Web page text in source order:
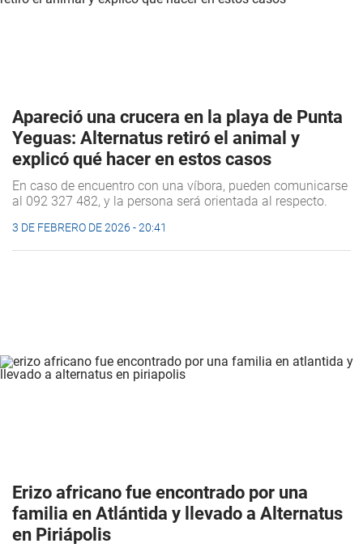
Apareció una crucera en la playa de Punta
Yeguas: Alternatus retiró el animal y
explicó qué hacer en estos casos
En caso de encuentro con una víbora, pueden comunicarse
al 092 327 482, y la persona será orientada al respecto.
3 DE FEBRERO DE 2026 - 20:41
Erizo africano fue encontrado por una
familia en Atlántida y llevado a Alternatus
en Piriápolis